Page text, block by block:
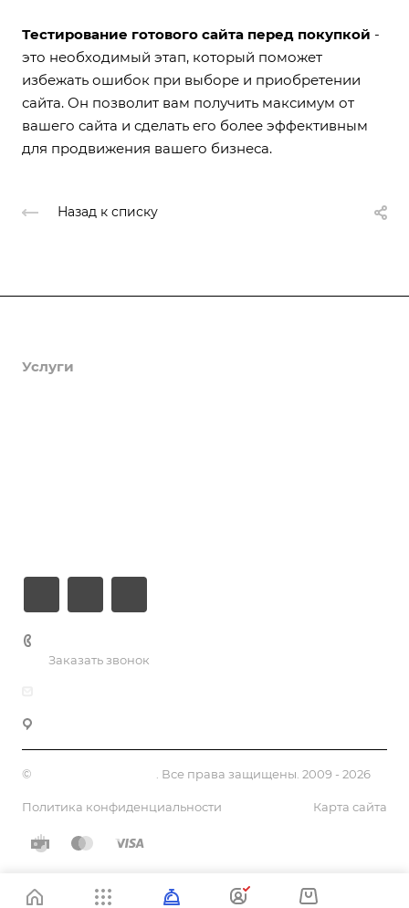
Тестирование готового сайта перед покупкой -
это необходимый этап, который поможет
избежать ошибок при выборе и приобретении
сайта. Он позволит вам получить максимум от
вашего сайта и сделать его более эффективным
для продвижения вашего бизнеса.
Назад к списку
Услуги
Заказать звонок
© . Все права защищены. 2009 - 2026
Политика конфиденциальности Карта сайта